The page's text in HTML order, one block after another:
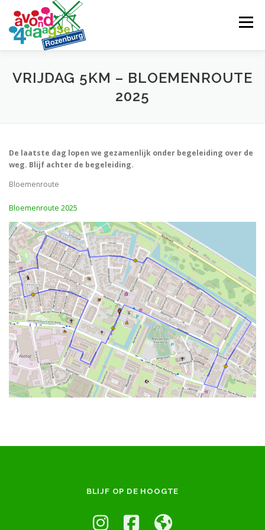
naar
inhoud
Menu
ROUTE TEAM NIEUWS SPONSORS
VRIJDAG 5KM – BLOEMENROUTE
2025
De laatste dag lopen we gezamenlijk onder begeleiding over de
weg. Blijf achter de begeleiding.
Bloemenroute
Bloemenroute 2025
BLIJF OP DE HOOGTE